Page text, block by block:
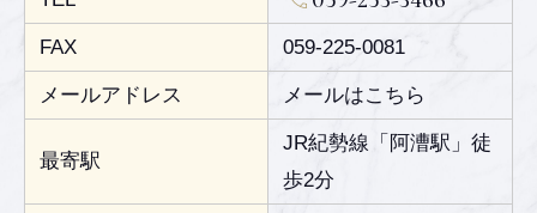
FAX
059-225-0081
メールアドレス
メールはこちら
最寄駅
JR紀勢線「阿漕駅」徒
歩2分